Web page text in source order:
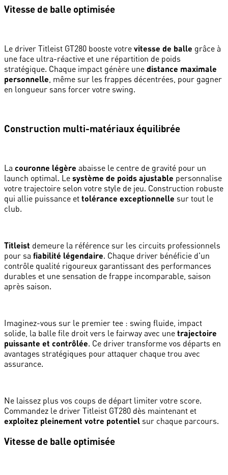
Vitesse de balle optimisée
Le driver Titleist GT280 booste votre vitesse de balle grâce à
une face ultra-réactive et une répartition de poids
stratégique. Chaque impact génère une distance maximale
personnelle, même sur les frappes décentrées, pour gagner
en longueur sans forcer votre swing.
Construction multi-matériaux équilibrée
La couronne légère abaisse le centre de gravité pour un
launch optimal. Le système de poids ajustable personnalise
votre trajectoire selon votre style de jeu. Construction robuste
qui allie puissance et tolérance exceptionnelle sur tout le
club.
Titleist demeure la référence sur les circuits professionnels
pour sa fiabilité légendaire. Chaque driver bénéficie d'un
contrôle qualité rigoureux garantissant des performances
durables et une sensation de frappe incomparable, saison
après saison.
Imaginez-vous sur le premier tee : swing fluide, impact
solide, la balle file droit vers le fairway avec une trajectoire
puissante et contrôlée. Ce driver transforme vos départs en
avantages stratégiques pour attaquer chaque trou avec
assurance.
Ne laissez plus vos coups de départ limiter votre score.
Commandez le driver Titleist GT280 dès maintenant et
exploitez pleinement votre potentiel sur chaque parcours.
Vitesse de balle optimisée